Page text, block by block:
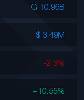
G 10.96B
$ 3.49M
-2.3%
+10.55%